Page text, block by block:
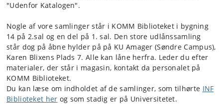
"Udenfor Katalogen".
Nogle af vore samlinger står i KOMM Biblioteket i bygning
14 på 2.sal og en del på 1. sal. Den store udlånssamling
står dog på åbne hylder på på KU Amager (Søndre Campus),
Karen Blixens Plads 7. Alle kan låne herfra. Leder du efter
materialer, der står i magasin, kontakt da personalet på
KOMM Biblioteket.
Du kan læse om indholdet af de samlinger, som tilhørte INF
Biblioteket her og som stadig er på Universitetet.